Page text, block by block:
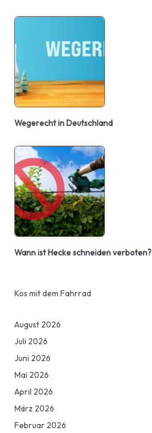
Wegerecht in Deutschland
Wann ist Hecke schneiden verboten?
Kos mit dem Fahrrad
August 2026
Juli 2026
Juni 2026
Mai 2026
April 2026
März 2026
Februar 2026